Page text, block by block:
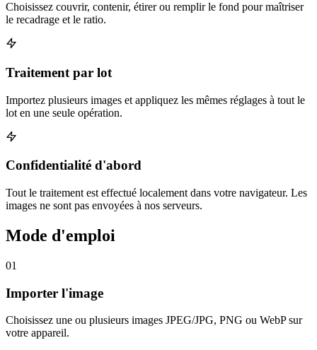
Choisissez couvrir, contenir, étirer ou remplir le fond pour maîtriser
le recadrage et le ratio.
Traitement par lot
Importez plusieurs images et appliquez les mêmes réglages à tout le
lot en une seule opération.
Confidentialité d'abord
Tout le traitement est effectué localement dans votre navigateur. Les
images ne sont pas envoyées à nos serveurs.
Mode d'emploi
01
Importer l'image
Choisissez une ou plusieurs images JPEG/JPG, PNG ou WebP sur
votre appareil.